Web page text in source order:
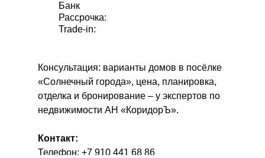
Банк
Рассрочка:
Trade-in:
Консультация: варианты домов в посёлке
«Солнечный города», цена, планировка,
отделка и бронирование – у экспертов по
недвижимости АН «КоридорЪ».
Контакт:
Телефон: +7 910 441 68 86